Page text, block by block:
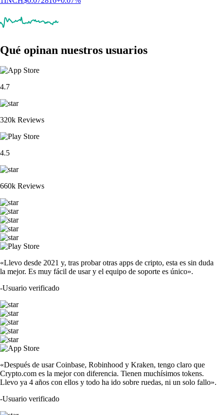
Qué opinan nuestros usuarios
4.7
320k Reviews
4.5
660k Reviews
«Llevo desde 2021 y, tras probar otras apps de cripto, esta es sin duda
la mejor. Es muy fácil de usar y el equipo de soporte es único».
-Usuario verificado
«Después de usar Coinbase, Robinhood y Kraken, tengo claro que
Crypto.com es la mejor con diferencia. Tienen muchísimos tokens.
Llevo ya 4 años con ellos y todo ha ido sobre ruedas, ni un solo fallo».
-Usuario verificado